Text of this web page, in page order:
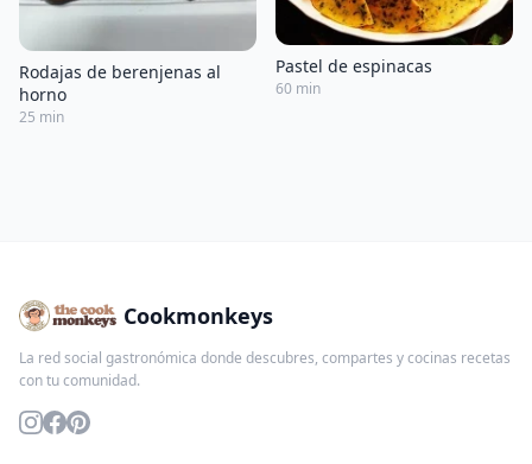
Rodajas de berenjenas al
horno
25 min
Pastel de espinacas
60 min
Cookmonkeys
La red social gastronómica donde descubres, compartes y cocinas recetas
con tu comunidad.